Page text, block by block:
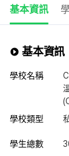
基本資訊
基本資訊
學校名稱
學校類型
學生總數